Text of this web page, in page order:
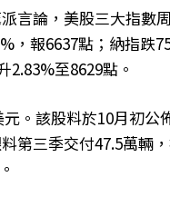
言論，美股三大指數
，報6637點；納指跌
至8629點。
。該股料於10月初公
第三季交付47.5萬輛